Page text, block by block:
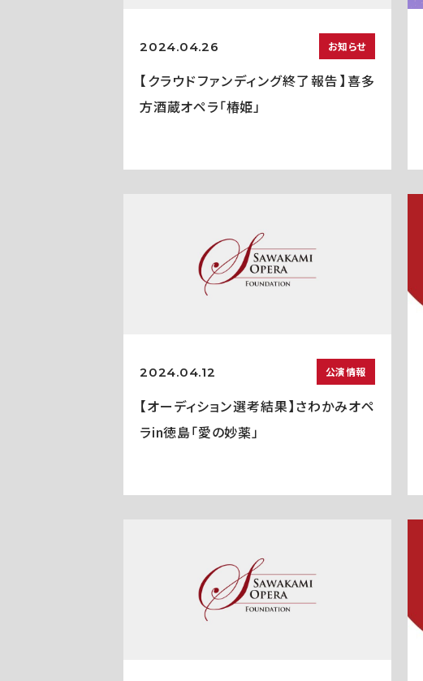
2024.04.26 お知らせ
【クラウドファンディング終了報告】喜多
方酒蔵オペラ「椿姫」
2024.04.12 公演情報
【オーディション選考結果】さわかみオペ
ラin徳島「愛の妙薬」